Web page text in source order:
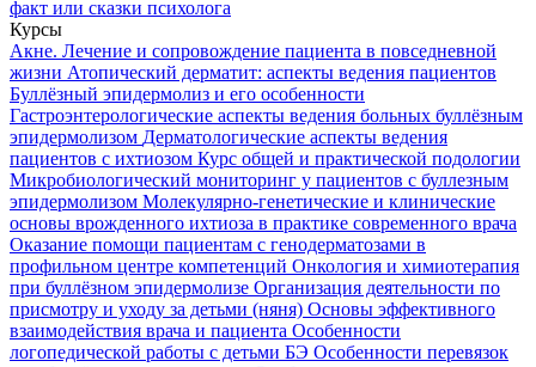
факт или сказки психолога
Курсы
Акне. Лечение и сопровождение пациента в повседневной
жизни Атопический дерматит: аспекты ведения пациентов
Буллёзный эпидермолиз и его особенности
Гастроэнтерологические аспекты ведения больных буллёзным
эпидермолизом Дерматологические аспекты ведения
пациентов с ихтиозом Курс общей и практической подологии
Микробиологический мониторинг у пациентов с буллезным
эпидермолизом Молекулярно-генетические и клинические
основы врожденного ихтиоза в практике современного врача
Оказание помощи пациентам с генодерматозами в
профильном центре компетенций Онкология и химиотерапия
при буллёзном эпидермолизе Организация деятельности по
присмотру и уходу за детьми (няня) Основы эффективного
взаимодействия врача и пациента Особенности
логопедической работы с детьми БЭ Особенности перевязок